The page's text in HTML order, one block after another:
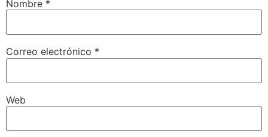
Nombre *
Correo electrónico *
Web